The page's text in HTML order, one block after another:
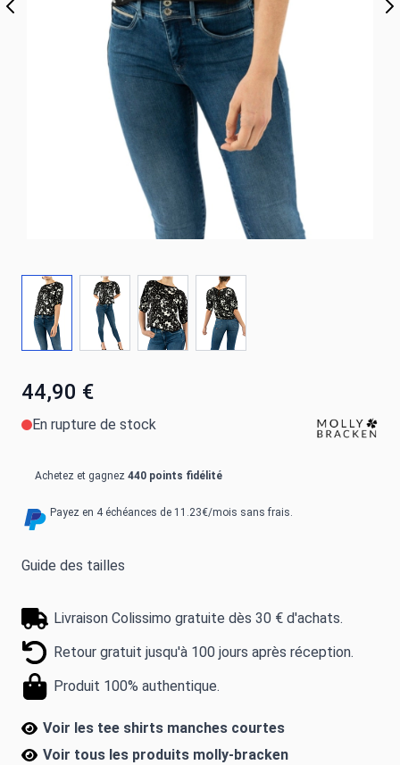
44,90 €
En rupture de stock
Achetez et gagnez 440 points fidélité
Payez en 4 échéances de 11.23€/mois sans frais.
Guide des tailles
Livraison Colissimo gratuite dès 30 € d'achats.
Retour gratuit jusqu'à 100 jours après réception.
Produit 100% authentique.
Voir les tee shirts manches courtes
Voir tous les produits molly-bracken